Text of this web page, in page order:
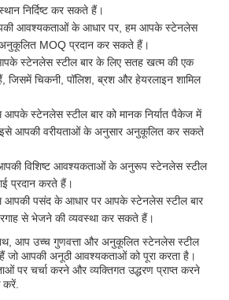
निर्दिष्ट कर सकते हैं।
आवश्यकताओं के आधार पर, हम आपके स्टेनलेस
अनुकूलित MOQ प्रदान कर सकते हैं।
स्टेनलेस स्टील बार के लिए सतह खत्म की एक
जिसमें चिकनी, पॉलिश, ब्रश और हेयरलाइन शामिल
स्टेनलेस स्टील बार को मानक निर्यात पैकेज में
आपकी वरीयताओं के अनुसार अनुकूलित कर सकते
विशिष्ट आवश्यकताओं के अनुरूप स्टेनलेस स्टील
प्रदान करते हैं।
आपकी पसंद के आधार पर आपके स्टेनलेस स्टील बार
से भेजने की व्यवस्था कर सकते हैं।
आप उच्च गुणवत्ता और अनुकूलित स्टेनलेस स्टील
जो आपकी अनूठी आवश्यकताओं को पूरा करता है।
चर्चा करने और व्यक्तिगत उद्धरण प्राप्त करने
करें.